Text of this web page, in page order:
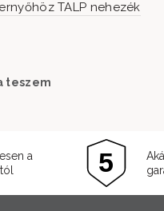
TALP nehezék
teszem
a